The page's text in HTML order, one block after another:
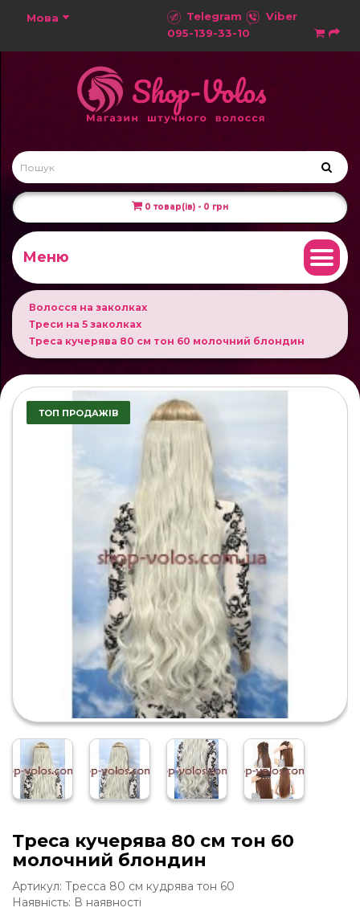
Мова Telegram
Viber
095-139-33-10
0 товар(ів) - 0 грн
Меню
Волосся на заколках
Треси на 5 заколках
Треса кучерява 80 см тон 60 молочний блондин
ТОП ПРОДАЖІВ
Треса кучерява 80 см тон 60
молочний блондин
Артикул: Тресса 80 см кудрява тон 60
Наявність: В наявності